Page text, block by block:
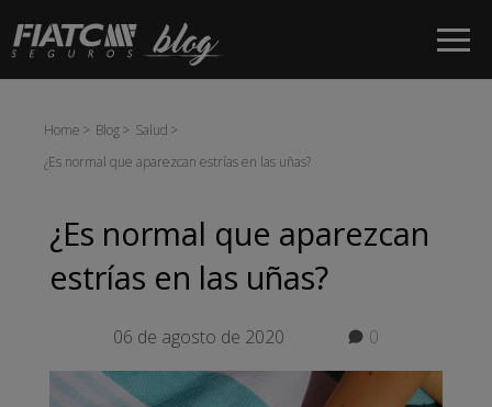
Saltar al contenido principal
Home Blog
Salud
¿Es normal que aparezcan estrías en las uñas?
¿Es normal que aparezcan
estrías en las uñas?
06 de agosto de 2020 0